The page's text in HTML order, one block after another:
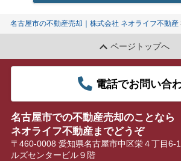
名古屋市の不動産売却｜株式会社 ネオライフ不動産
ページトップへ
電話でお問い合
名古屋市での不動産売却のことなら
ネオライフ不動産までどうぞ
〒460-0008 愛知県名古屋市中区栄４丁目6-
ルズセンタービル９階